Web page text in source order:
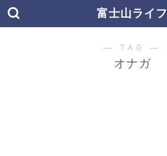
富士山ライフ
― TAG ―
オナガ